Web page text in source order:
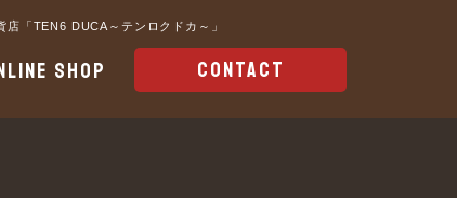
「TEN6 DUCA～テンロクドカ～」
SHOP CONTACT